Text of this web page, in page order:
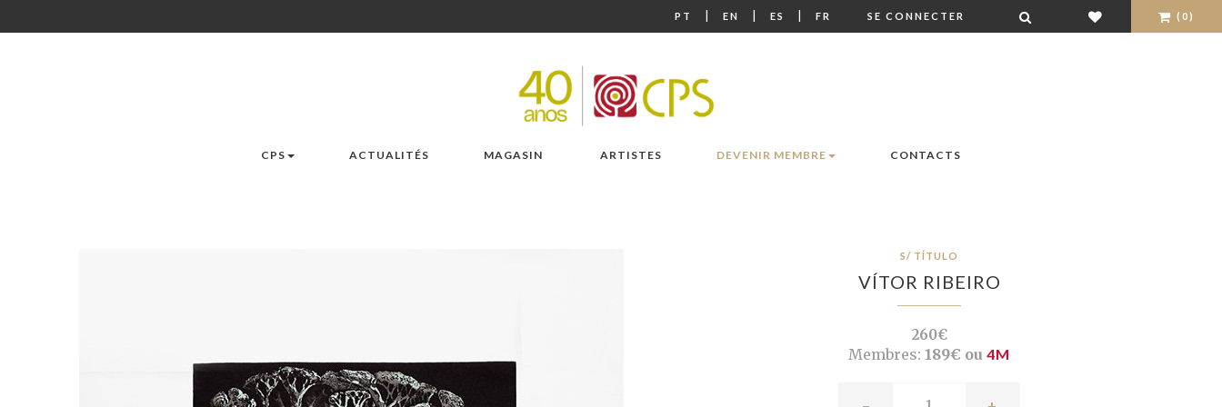
PT | EN | ES | FR SE CONNECTER (0)
CPS ACTUALITÉS MAGASIN ARTISTES DEVENIR MEMBRE CONTACTS
S/ TÍTULO
VÍTOR RIBEIRO
260€
Membres: 189€ ou 4M